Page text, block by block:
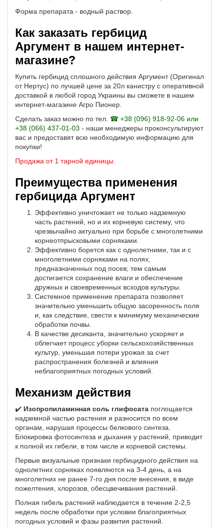
Форма препарата - водный раствор.
Как заказать гербицид
Аргумент в нашем интернет-
магазине?
Купить гербицид сплошного действия Аргумент (Оригинал
от Нертус) по лучшей цене за 20л канистру с оперативной
доставкой в любой город Украины вы сможете в нашем
интернет-магазине Агро Пионер.
Сделать заказ можно по тел. ☎ +38 (096) 918-92-06 или
+38 (066) 437-01-03 - наши менеджеры проконсультируют
вас и предоставят всю необходимую информацию для
покупки!
Продажа от 1 тарной единицы.
Преимущества применения
гербицида Аргумент
Эффективно уничтожает не только надземную
часть растений, но и их корневую систему, что
чрезвычайно актуально при борьбе с многолетними
корнеотпрысковыми сорняками.
Эффективно борется как с однолетними, так и с
многолетними сорняками на полях,
предназначенных под посев; тем самым
достигается сохранение влаги и обеспечение
дружных и своевременных всходов культуры.
Системное применение препарата позволяет
значительно уменьшить общую засоренность поля
и, как следствие, свести к минимуму механические
обработки почвы.
В качестве десиканта, значительно ускоряет и
облегчает процесс уборки сельскохозяйственных
культур, уменьшая потери урожая за счет
распространения болезней и влияния
неблагоприятных погодных условий.
Механизм действия
✔️ Изопропиламинная соль глифосата поглощается
надземной частью растения и разносится по всем
органам, нарушая процессы белкового синтеза.
Блокировка фотосинтеза и дыхания у растений, приводит
к полной их гибели, в том числе и корневой системы.
Первые визуальные признаки гербицидного действия на
однолетних сорняках появляются на 3-4 день, а на
многолетних не ранее 7-го дня после внесения, в виде
пожелтения, хлорозов, обесцвечивания растений.
Полная гибель растений наблюдается в течение 2-2,5
недель после обработки при условии благоприятных
погодных условий и фазы развития растений.